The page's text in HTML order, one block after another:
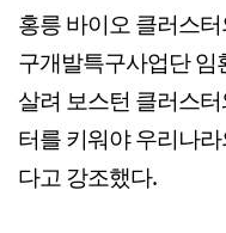
홍릉 바이오 클러스
구개발특구사업단
살려 보스턴 클러스
터를 키워야 우리나
다고 강조했다.